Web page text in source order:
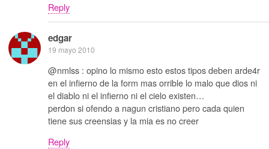
Reply
edgar
19 mayo 2010
@nmlss : opino lo mismo esto estos tipos deben arde4r
en el infierno de la form mas orrible lo malo que dios ni
el diablo ni el infierno ni el cielo existen…
perdon si ofendo a nagun cristiano pero cada quien
tiene sus creensias y la mia es no creer
Reply